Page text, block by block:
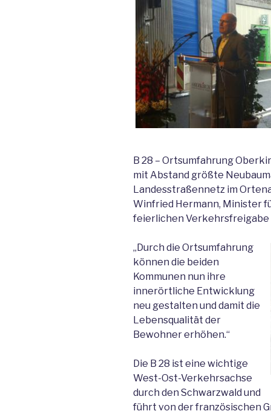
B 28 – Ortsumfahrung
mit Abstand größte
Landesstraßennetz im
Winfried Hermann, Minister
feierlichen Verkehrsfreigabe
„Durch die Ortsumfahrung
können die beiden
Kommunen nun ihre
innerörtliche Entwicklung
neu gestalten und damit die
Lebensqualität der
Bewohner erhöhen.“
Die B 28 ist eine wichtige
West-Ost-Verkehrsachse
durch den Schwarzwald und
führt von der französischen